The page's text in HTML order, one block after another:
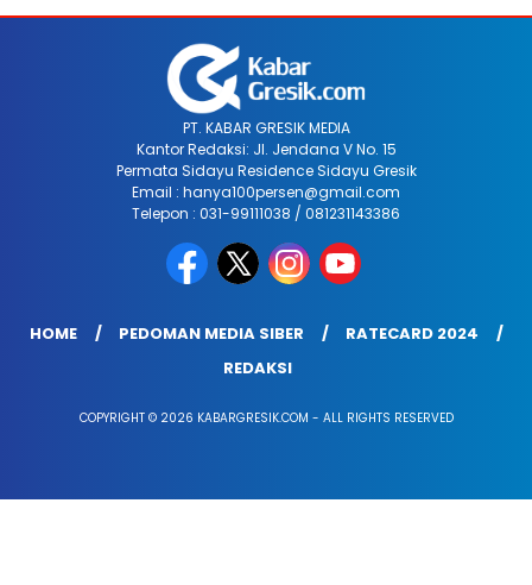
PT. KABAR GRESIK MEDIA
Kantor Redaksi: Jl. Jendana V No. 15
Permata Sidayu Residence Sidayu Gresik
Email : hanya100persen@gmail.com
Telepon : 031-99111038 / 081231143386
HOME PEDOMAN MEDIA SIBER
RATECARD 2024
REDAKSI
COPYRIGHT © 2026 KABARGRESIK.COM - ALL RIGHTS RESERVED